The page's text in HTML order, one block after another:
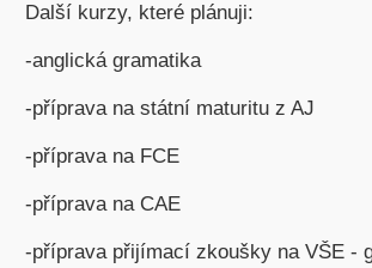
Další kurzy, které plánuji:
-anglická gramatika
-příprava na státní maturitu z AJ
-příprava na FCE
-příprava na CAE
-příprava přijímací zkoušky na VŠE -